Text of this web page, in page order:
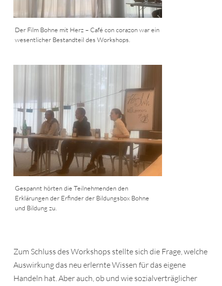
Der Film Bohne mit Herz – Café con corazon war ein
wesentlicher Bestandteil des Workshops.
Gespannt hörten die Teilnehmenden den
Erklärungen der Erfinder der Bildungsbox Bohne
und Bildung zu.
Zum Schluss des Workshops stellte sich die Frage, welche
Auswirkung das neu erlernte Wissen für das eigene
Handeln hat. Aber auch, ob und wie sozialverträglicher